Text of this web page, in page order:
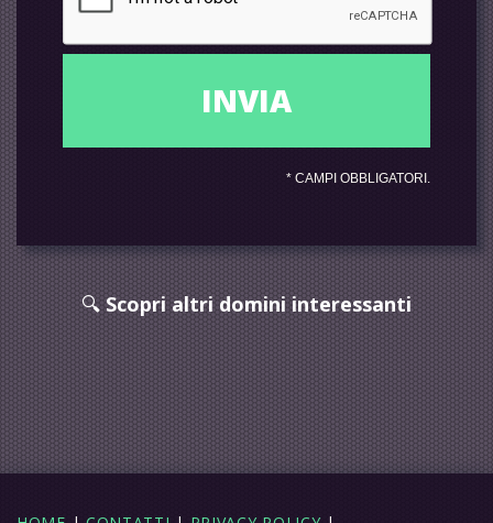
* CAMPI OBBLIGATORI.
🔍Scopri altri domini interessanti